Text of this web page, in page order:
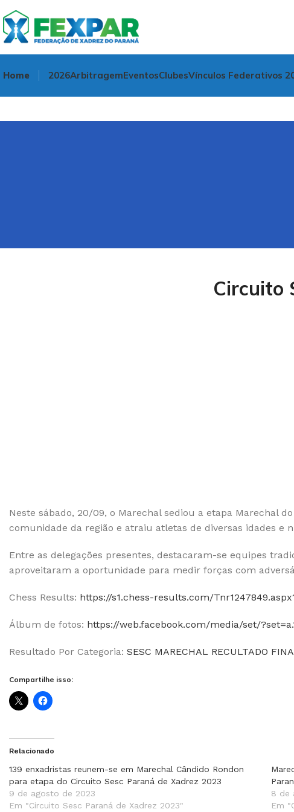
Home 2026ArbitragemEventosClubesVínculos Federativos
Circuito
Neste sábado, 20/09, o Marechal sediou a etapa Marechal
comunidade da região e atraiu atletas de diversas idades e
Entre as delegações presentes, destacaram-se equipes
aproveitaram a oportunidade para medir forças com
Chess Results: https://s1.chess-results.com/
Álbum de fotos: https://web.facebook.com/media/set/
Resultado Por Categoria: SESC MARECHAL RECULTADO
Compartilhe isso:
Relacionado
139 enxadristas reunem-se em Marechal Cândido Rondon
para etapa do Circuito Sesc Paraná de Xadrez 2023
9 de agosto de 2023
Em "Circuito Sesc Paraná de Xadrez 2023"
8 de
Em